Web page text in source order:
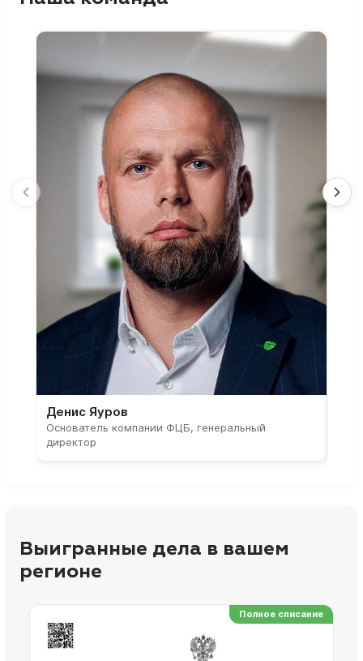
Денис Яуров
Основатель компании ФЦБ, генеральный
директор
Выигранные дела в вашем
регионе
Полное списание